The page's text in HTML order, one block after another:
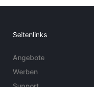
Seitenlinks
Angebote
Werben